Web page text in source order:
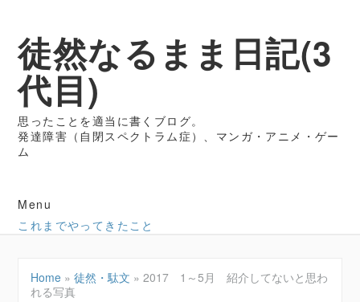
徒然なるまま日記(3
代目)
思ったことを適当に書くブログ。
発達障害（自閉スペクトラム症）、マンガ・アニメ・ゲー
ム
Menu
これまでやってきたこと
Home »徒然・駄文 »2017 1～5月 紹介してないと思わ
れる写真